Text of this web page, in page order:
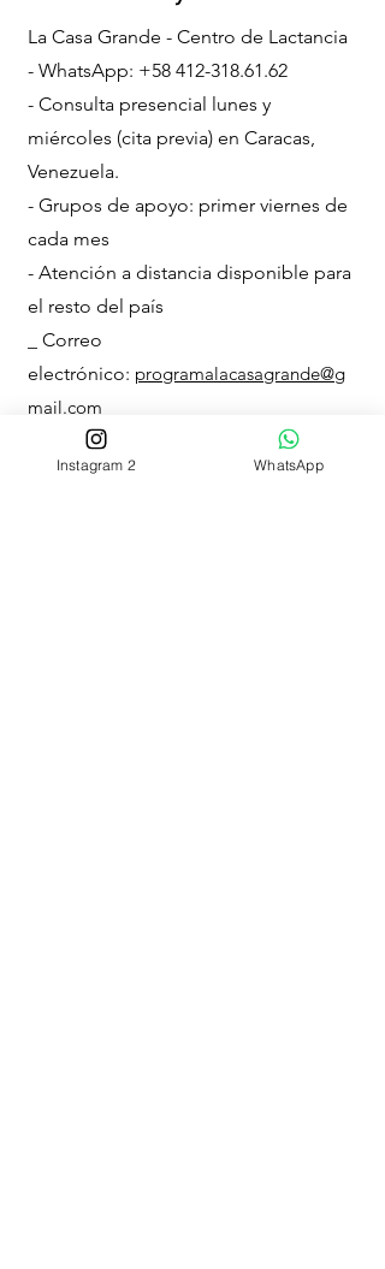
La Casa Grande - Centro de Lactancia
- WhatsApp: +58 412-318.61.62
- Consulta presencial lunes y
miércoles (cita previa) en Caracas,
Venezuela.
- Grupos de apoyo: primer viernes de
cada mes
- Atención a distancia disponible para
el resto del país
_ Correo
electrónico: programalacasagrande@g
mail.com
Instagram 2 WhatsApp